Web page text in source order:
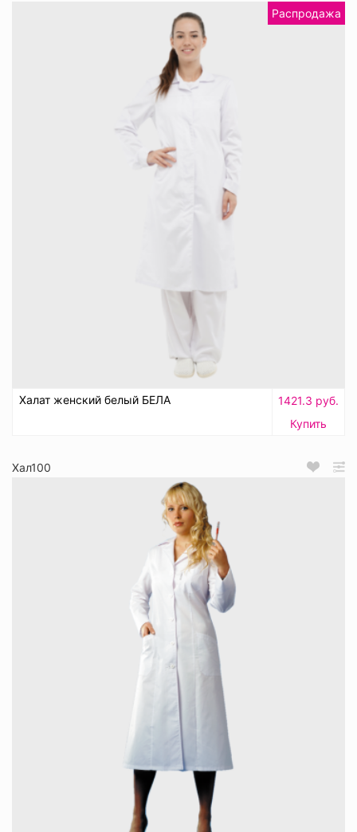
Распродажа
Халат женский белый БЕЛА
1421.3 руб.
Купить
Хал100